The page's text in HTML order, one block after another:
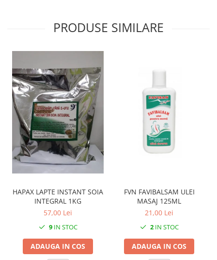
PRODUSE SIMILARE
HAPAX LAPTE INSTANT SOIA
INTEGRAL 1KG
57,00 Lei
9IN STOC
ADAUGA IN COS
FVN FAVIBALSAM ULEI
MASAJ 125ML
21,00 Lei
2IN STOC
ADAUGA IN COS